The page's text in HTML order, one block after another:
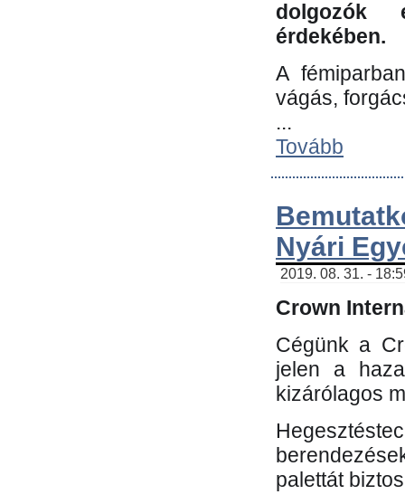
dolgozók
érdekében.
A
vágás,
...
Tovább
Nyári
2019. 08. 31. -
Crown
Cégünk a
jelen a
kizárólagos
palettát